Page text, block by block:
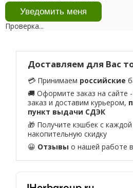
Проверка...
Доставляем для Вас
💳 Принимаем российские
🚚 Оформите заказ на
заказ и доставим курьером,
пункт выдачи СДЭК
🎁 Получите кэшбек с каждой
накопительную скидку
😀 Отзывы о нашей работе